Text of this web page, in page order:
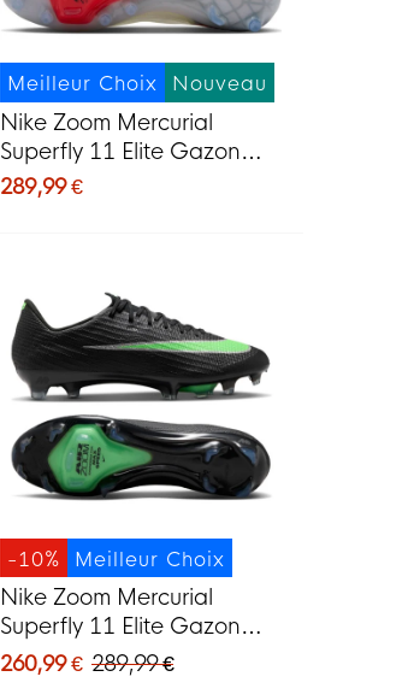
Meilleur Choix Nouveau
Nike Zoom Mercurial
Superfly 11 Elite Gazon
Artificiel Chaussures de
289,99 €
Meilleur Choix
-10%
Nike Zoom Mercurial
Superfly 11 Elite Gazon
Naturel Chaussures de
Foot (FG) Noir Vert Vif Gris
260,99 € 289,99 €